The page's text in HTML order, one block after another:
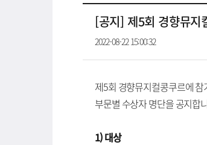
[공지] 제5회 경향뮤지
2022-08-22 15:00:32
제5회 경향뮤지컬콩쿠르에
부문별 수상자 명단을 공지합
1) 대상